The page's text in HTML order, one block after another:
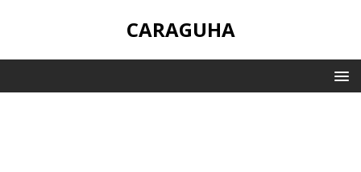
CARAGUHA